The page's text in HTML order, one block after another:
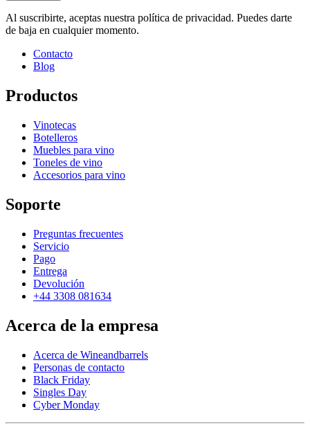
Al suscribirte, aceptas nuestra política de privacidad. Puedes darte
de baja en cualquier momento.
Contacto
Blog
Productos
Vinotecas
Botelleros
Muebles para vino
Toneles de vino
Accesorios para vino
Soporte
Preguntas frecuentes
Servicio
Pago
Entrega
Devolución
+44 3308 081634
Acerca de la empresa
Acerca de Wineandbarrels
Personas de contacto
Black Friday
Singles Day
Cyber Monday